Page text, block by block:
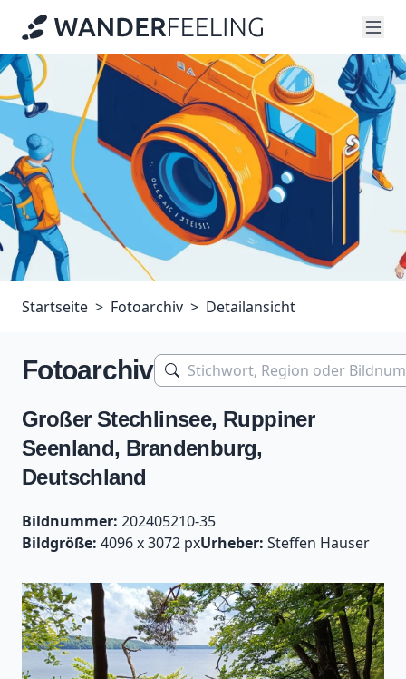
Startseite Fotoarchiv Detailansicht
Fotoarchiv
Großer Stechlinsee, Ruppiner
Seenland, Brandenburg,
Deutschland
Bildnummer: 202405210-35
Bildgröße: 4096 x 3072 pxUrheber: Steffen Hauser